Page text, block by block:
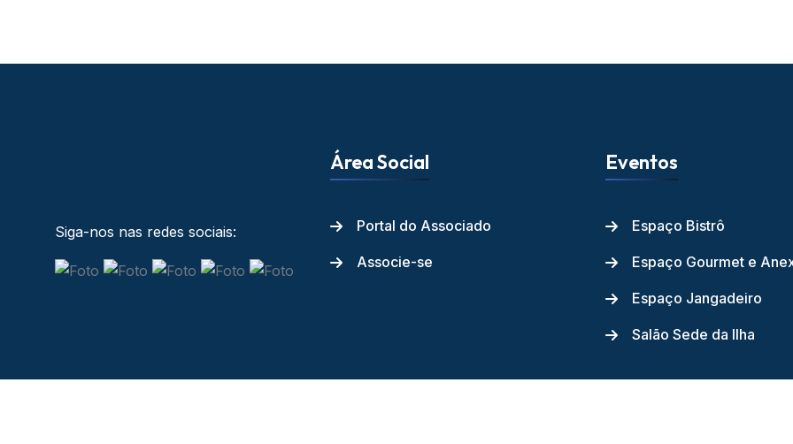
Siga-nos nas redes sociais:
Área Social
Portal do Associado
Associe-se
Eventos
Espaço Bistrô
Espaço Gourmet e
Espaço Jangadeiro
Salão Sede da Ilha